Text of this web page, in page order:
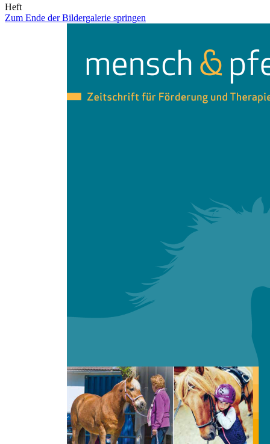
Heft
Zum Ende der Bildergalerie springen
Zum Anfang der Bildergalerie springen
mensch & pferd international
Zum Warenkorb hinzufügen